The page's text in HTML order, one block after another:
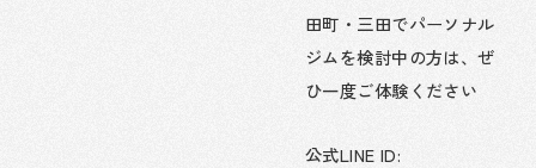
田町・三田でパーソナル
ジムを検討中の方は、ぜ
ひ一度ご体験ください
公式LINE ID: